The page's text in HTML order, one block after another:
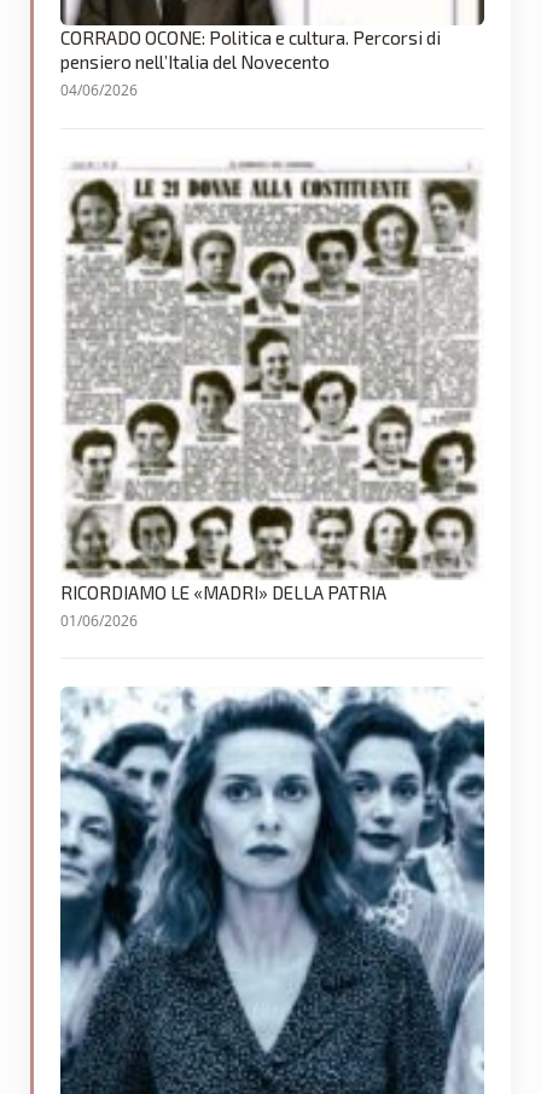
CORRADO OCONE: Politica e cultura. Percorsi di
pensiero nell’Italia del Novecento
04/06/2026
RICORDIAMO LE «MADRI» DELLA PATRIA
01/06/2026